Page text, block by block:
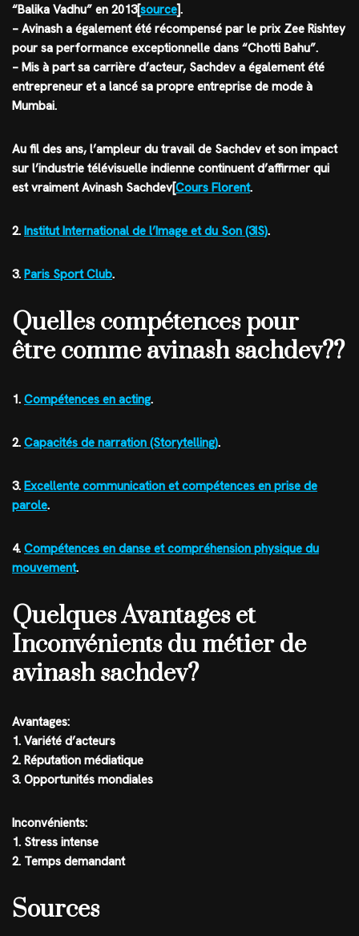
“Balika Vadhu” en 2013[source].
– Avinash a également été récompensé par le prix Zee Rishtey
pour sa performance exceptionnelle dans “Chotti Bahu”.
– Mis à part sa carrière d’acteur, Sachdev a également été
entrepreneur et a lancé sa propre entreprise de mode à
Mumbai.
Au fil des ans, l’ampleur du travail de Sachdev et son impact
sur l’industrie télévisuelle indienne continuent d’affirmer qui
est vraiment Avinash Sachdev[Cours Florent.
2. Institut International de l’Image et du Son (3IS).
3. Paris Sport Club.
Quelles compétences pour
être comme avinash sachdev??
1. Compétences en acting.
2. Capacités de narration (Storytelling).
3. Excellente communication et compétences en prise de
parole.
4. Compétences en danse et compréhension physique du
mouvement.
Quelques Avantages et
Inconvénients du métier de
avinash sachdev?
Avantages:
1. Variété d’acteurs
2. Réputation médiatique
3. Opportunités mondiales
Inconvénients:
1. Stress intense
2. Temps demandant
Sources